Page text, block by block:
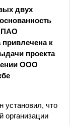
двух
ПАО
к
проекта
ООО
установил, что